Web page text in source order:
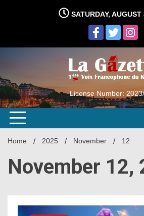
SATURDAY,
License Number:
Home 2025 November 12
November 12,